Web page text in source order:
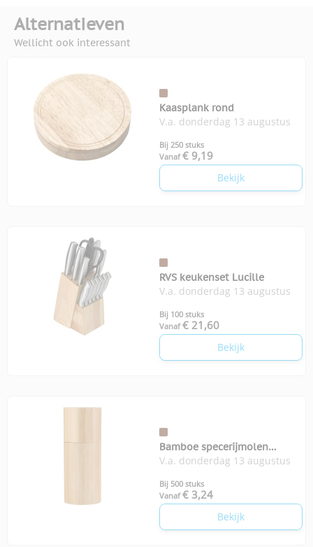
Alternatieven
Wellicht ook interessant
Kaasplank rond
V.a. donderdag 13 augustus
Bij 250 stuks
Vanaf € 9,19
Bekijk
RVS keukenset Lucille
V.a. donderdag 13 augustus
Bij 100 stuks
Vanaf € 21,60
Bekijk
Bamboe specerijmolen
Verena
V.a. donderdag 13 augustus
Bij 500 stuks
Vanaf € 3,24
Bekijk